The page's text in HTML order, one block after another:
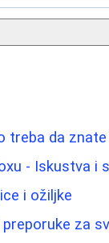
treba da znate
- Iskustva i
i ožiljke
za